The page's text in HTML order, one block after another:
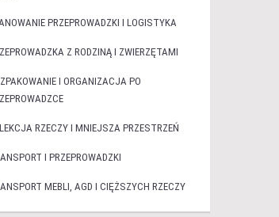
PRZEPROWADZKI I LOGISTYKA
Z RODZINĄ I ZWIERZĘTAMI
I ORGANIZACJA PO
RZECZY I MNIEJSZA PRZESTRZEŃ
I PRZEPROWADZKI
MEBLI, AGD I CIĘŻSZYCH RZECZY